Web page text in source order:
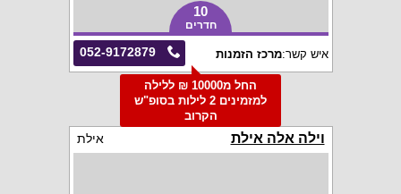
10
חדרים
052-9172879 איש קשר:מרכז הזמנות
החל מ10000 ₪ ללילה
למזמינים 2 לילות בסופ"ש
הקרוב
וילה אלה אילת אילת